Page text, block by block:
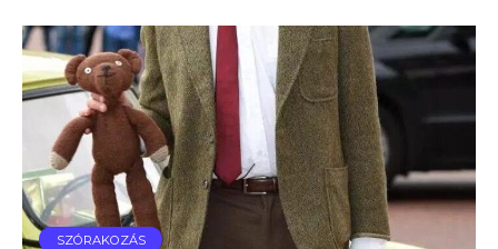
SZÓRAKOZÁS